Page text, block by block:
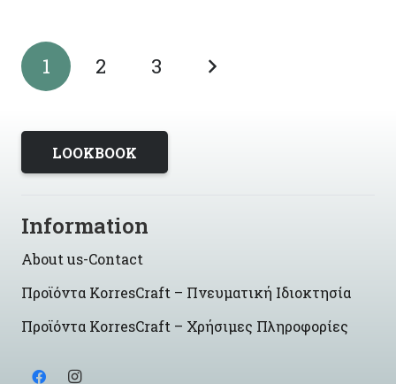
1 2 3
LOOKBOOK
Information
About us-Contact
Προϊόντα KorresCraft – Πνευματική Ιδιοκτησία
Προϊόντα KorresCraft – Χρήσιμες Πληροφορίες